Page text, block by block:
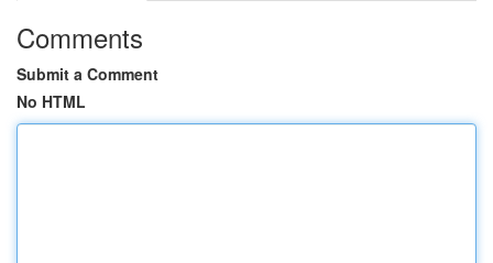
Comments
Submit a Comment
No HTML